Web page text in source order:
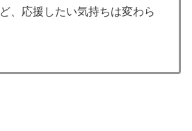
、応援したい気持ちは変わら